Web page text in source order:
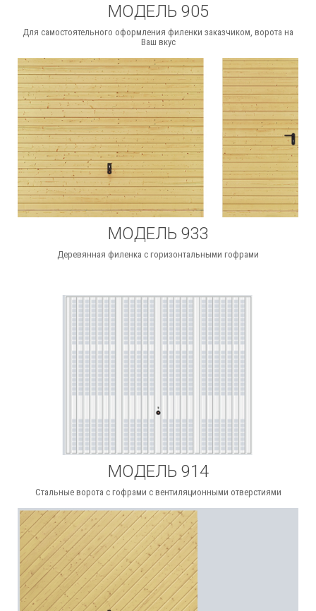
МОДЕЛЬ 905
Для самостоятельного оформления филенки заказчиком, ворота на
Ваш вкус
МОДЕЛЬ 933
Деревянная филенка с горизонтальными гофрами
МОДЕЛЬ 914
Стальные ворота с гофрами с вентиляционными отверстиями